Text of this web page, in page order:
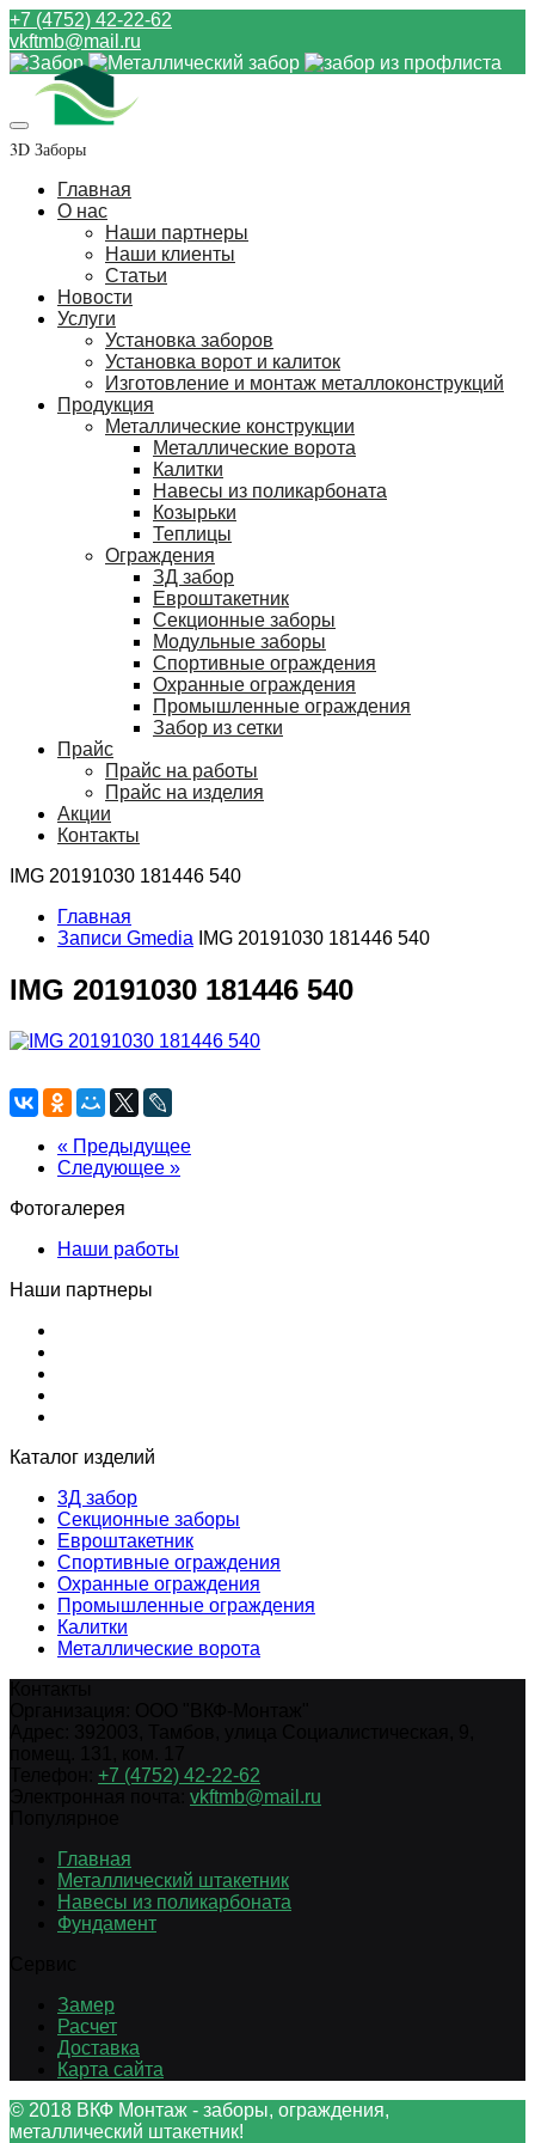
+7 (4752) 42-22-62
vkftmb@mail.ru
3D Заборы
Главная
О нас
Наши партнеры
Наши клиенты
Статьи
Новости
Услуги
Установка заборов
Установка ворот и калиток
Изготовление и монтаж металлоконструкций
Продукция
Металлические конструкции
Металлические ворота
Калитки
Навесы из поликарбоната
Козырьки
Теплицы
Ограждения
ЗД забор
Евроштакетник
Секционные заборы
Модульные заборы
Спортивные ограждения
Охранные ограждения
Промышленные ограждения
Забор из сетки
Прайс
Прайс на работы
Прайс на изделия
Акции
Контакты
IMG 20191030 181446 540
Главная
Записи Gmedia
IMG 20191030 181446 540
IMG 20191030 181446 540
« Предыдущее
Следующее »
Фотогалерея
Наши работы
Наши партнеры
Каталог изделий
3Д забор
Секционные заборы
Евроштакетник
Спортивные ограждения
Охранные ограждения
Промышленные ограждения
Калитки
Металлические ворота
+7 (4752) 42-22-62
vkftmb@mail.ru
Главная
Металлический штакетник
Навесы из поликарбоната
Фундамент
Замер
Расчет
Доставка
Карта сайта
© 2018 ВКФ Монтаж - заборы, ограждения,
металлический штакетник!